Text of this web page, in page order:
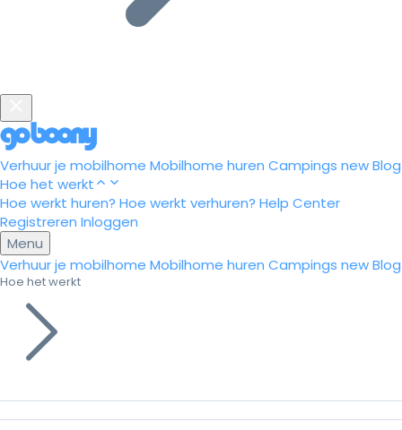
Verhuur je mobilhome Mobilhome huren Campings newBlog
Hoe het werkt
Hoe werkt huren? Hoe werkt verhuren? Help Center
Registreren Inloggen
Menu
Verhuur je mobilhome Mobilhome huren Campings newBlog
Hoe het werkt